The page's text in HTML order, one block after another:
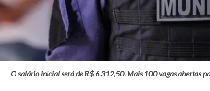
O salário inicial será de R$ 6.312,50. Mais 100 vagas abertas